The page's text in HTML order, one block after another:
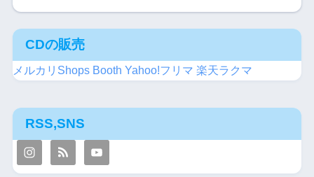
CDの販売
メルカリShops Booth Yahoo!フリマ 楽天ラクマ
RSS,SNS